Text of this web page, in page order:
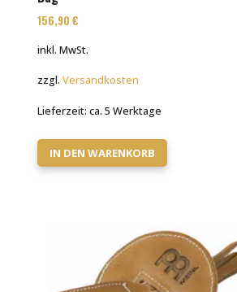
156,90€
inkl. MwSt.
zzgl.Versandkosten
Lieferzeit:ca. 5 Werktage
IN DEN WARENKORB